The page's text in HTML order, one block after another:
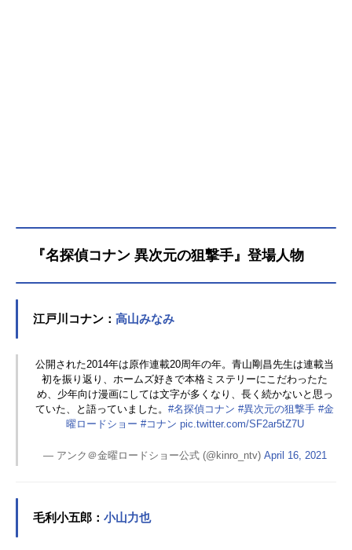
『名探偵コナン 異次元の狙撃手』登場人物
江戸川コナン： 高山みなみ
公開された2014年は原作連載20周年の年。青山剛昌先生は連載当
初を振り返り、ホームズ好きで本格ミステリーにこだわったた
め、少年向け漫画にしては文字が多くなり、長く続かないと思っ
ていた、と語っていました。#名探偵コナン #異次元の狙撃手 #金
曜ロードショー #コナン pic.twitter.com/SF2ar5tZ7U
— アンク＠金曜ロードショー公式 (@kinro_ntv) April 16, 2021
毛利小五郎： 小山力也